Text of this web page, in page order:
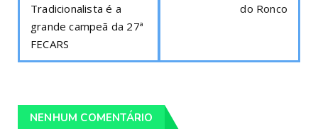
Tradicionalista é a
grande campeã da 27ª
FECARS
do Ronco
NENHUM COMENTÁRIO